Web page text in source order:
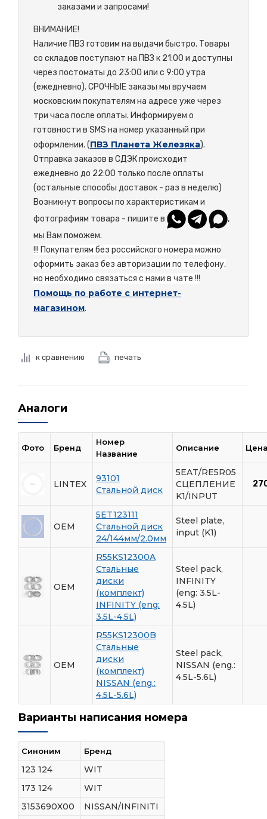
заказами и запросами!
ВНИМАНИЕ!
Наличие ПВЗ готовим на выдачи быстро. Товары
со складов поступают на ПВЗ к 21:00 и доступны
через постоматы до 23:00 или с 9:00 утра
(ежедневно). СРОЧНЫЕ заказы мы вручаем
московским покупателям на адресе уже через
три часа после оплаты. Информируем о
готовности в SMS на номер указанный при
оформлении. (ПВЗ Планета Железяка).
Отправка заказов в СДЭК происходит
ежедневно до 22:00 только после оплаты
(остальные способы доставок - раз в неделю)
Возникнут вопросы по характеристикам и
фотографиям товара - пишите в
,
мы Вам поможем.
!!! Покупателям без российского номера можно
оформить заказ без авторизации по телефону,
но необходимо связаться с нами в чате !!!
Помощь по работе с интернет-
магазином.
к сравнению печать
Аналоги
Фото Бренд
Номер
Название
Описание
LINTEX
93101
Стальной диск
5EAT/RE5R05
СЦЕПЛЕНИЕ
K1/INPUT
OEM
5ET123111
Стальной диск
24/144мм/2.0мм
Steel plate,
input (K1)
OEM
R55KS12300A
Стальные
диски
(комплект)
INFINITY (eng:
3.5L-4.5L)
Steel pack,
INFINITY
(eng: 3.5L-
4.5L)
OEM
R55KS12300B
Стальные
диски
(комплект)
NISSAN (eng.:
4.5L-5.6L)
Steel pack,
NISSAN (eng.:
4.5L-5.6L)
Варианты написания номера
Синоним Бренд
123 124
WIT
173 124
WIT
3153690X00
NISSAN/INFINITI